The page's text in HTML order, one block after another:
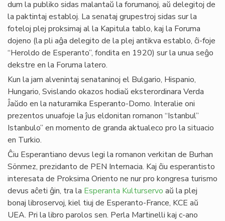
dum la publiko sidas malantaŭ la forumanoj, aŭ delegitoj de
la paktintaj establoj. La senataj grupestroj sidas sur la
foteloj plej proksimaj al la Kapitula tablo, kaj la Foruma
dojeno (la pli aĝa delegito de la plej antikva establo, ĉi-foje
“Heroldo de Esperanto”, fondita en 1920) sur la unua seĝo
dekstre en la Foruma latero.
Kun la jam alvenintaj senataninoj el Bulgario, Hispanio,
Hungario, Svislando okazos hodiaŭ eksterordinara Verda
Ĵaŭdo en la naturamika Esperanto-Domo. Interalie oni
prezentos unuafoje la ĵus eldonitan romanon “Istanbul”
Istanbulo” en momento de granda aktualeco pro la situacio
en Turkio.
Ĉiu Esperantiano devus legi la romanon verkitan de Burhan
Sönmez, prezidanto de PEN Internacia. Kaj ĉiu esperantisto
interesata de Proksima Oriento ne nur pro kongresa turismo
devus aĉeti ĝin, tra la Esperanta Kulturservo aŭ la plej
bonaj libroservoj, kiel tiuj de Esperanto-France, KCE aŭ
UEA. Pri la libro parolos sen. Perla Martinelli kaj c-ano